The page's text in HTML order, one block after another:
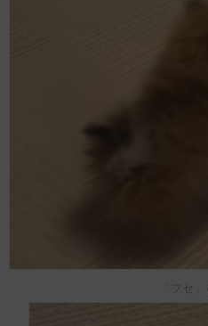
「フセ」